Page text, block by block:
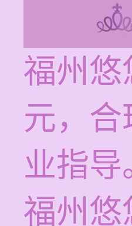
福州悠
元，
业指导
福州悠